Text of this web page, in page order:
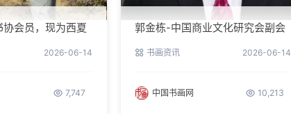
会员，现为西夏
2026-06-14
7,747
郭金栋-中国商业文化研究会副会
书画资讯 2026-06-14
中国书画网 10,213